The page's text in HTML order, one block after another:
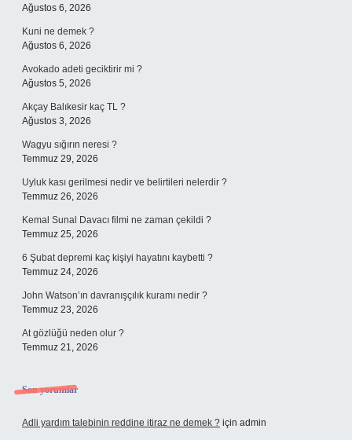
Ağustos 6, 2026
Kuni ne demek ?
Ağustos 6, 2026
Avokado adeti geciktirir mi ?
Ağustos 5, 2026
Akçay Balıkesir kaç TL ?
Ağustos 3, 2026
Wagyu sığırın neresi ?
Temmuz 29, 2026
Uyluk kası gerilmesi nedir ve belirtileri nelerdir ?
Temmuz 26, 2026
Kemal Sunal Davacı filmi ne zaman çekildi ?
Temmuz 25, 2026
6 Şubat depremi kaç kişiyi hayatını kaybetti ?
Temmuz 24, 2026
John Watson’ın davranışçılık kuramı nedir ?
Temmuz 23, 2026
At gözlüğü neden olur ?
Temmuz 21, 2026
Son yorumlar
Adli yardım talebinin reddine itiraz ne demek ? için admin